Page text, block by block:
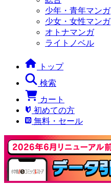
少年・青年マンガ
少女・女性マンガ
オトナマンガ
ライトノベル
トップ
検索
カート
初めての方
無料・セール